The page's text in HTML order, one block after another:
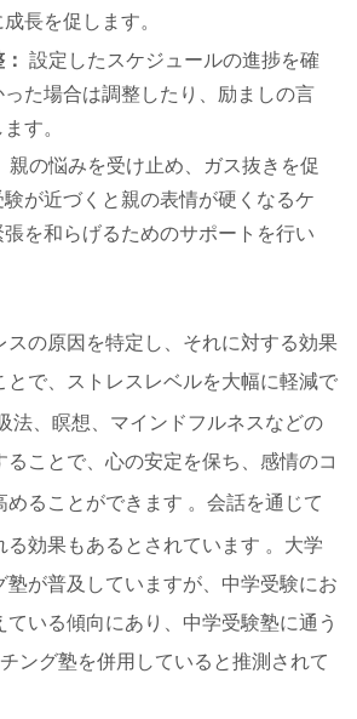
長を促します。
設定したスケジュールの進捗を確
た場合は調整したり、励ましの言
す。
親の悩みを受け止め、ガス抜きを促
験が近づくと親の表情が硬くなるケ
を和らげるためのサポートを行い
スの原因を特定し、それに対する効果
とで、ストレスレベルを大幅に軽減で
法、瞑想、マインドフルネスなどの
ることで、心の安定を保ち、感情のコ
めることができます 。会話を通じて
る効果もあるとされています 。大学
塾が普及していますが、中学受験にお
ている傾向にあり、中学受験塾に通う
ング塾を併用していると推測されて